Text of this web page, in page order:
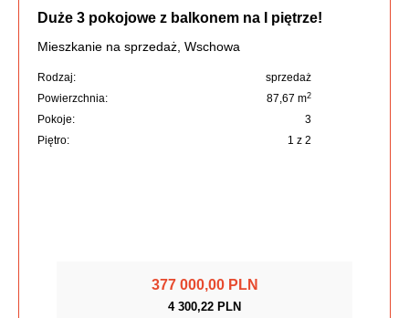
Duże 3 pokojowe z balkonem na I piętrze!
Mieszkanie na sprzedaż, Wschowa
Rodzaj:
sprzedaż
Powierzchnia:
87,67 m2
Pokoje:
3
Piętro:
1 z 2
377 000,00 PLN
4 300,22 PLN